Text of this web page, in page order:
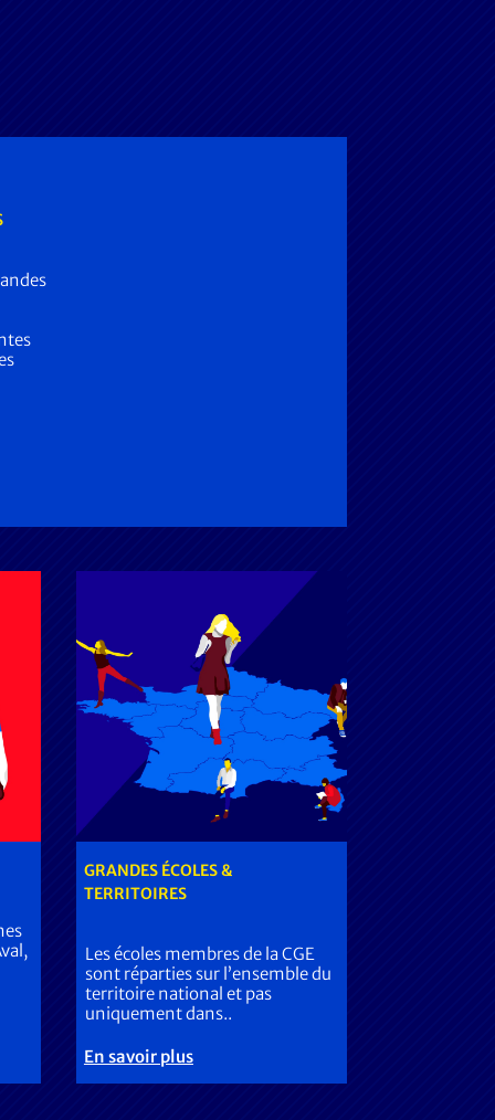
GRANDES ÉCOLES &
TERRITOIRES
Les écoles membres de la CGE
sont réparties sur l’ensemble du
territoire national et pas
uniquement dans..
En savoir plus